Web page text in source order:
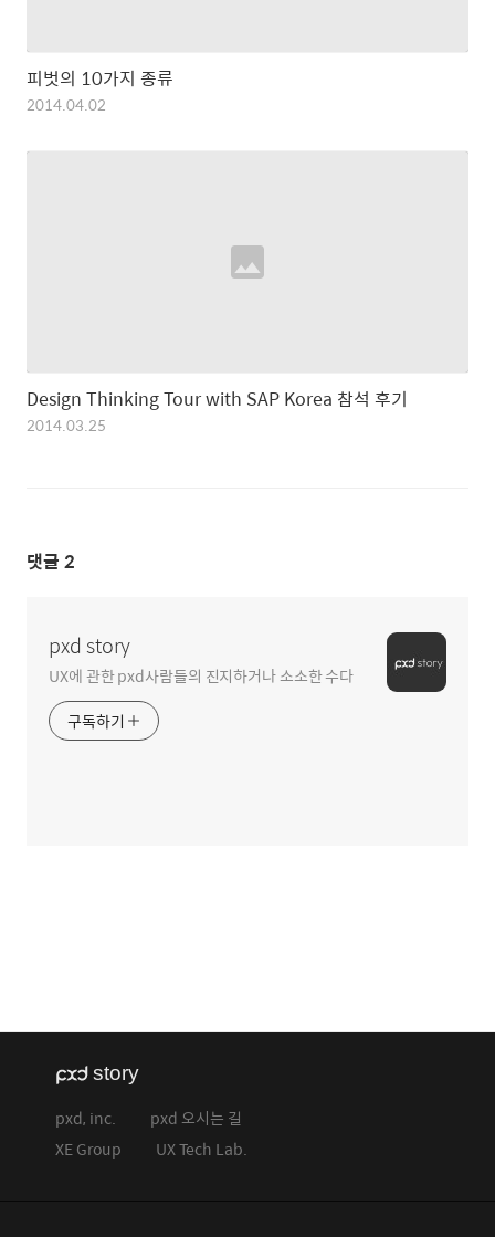
피벗의 10가지 종류
2014.04.02
Design Thinking Tour with SAP Korea 참석 후기
2014.03.25
댓글 2
pxd story
UX에 관한 pxd사람들의 진지하거나 소소한 수다
구독하기
pxd, inc.
pxd 오시는 길
XE Group
UX Tech Lab.